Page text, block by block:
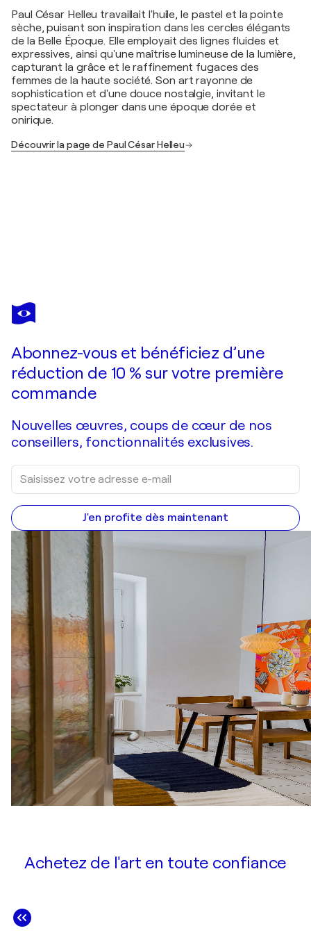
Paul César Helleu travaillait l'huile, le pastel et la pointe
sèche, puisant son inspiration dans les cercles élégants
de la Belle Époque. Elle employait des lignes fluides et
expressives, ainsi qu'une maîtrise lumineuse de la lumière,
capturant la grâce et le raffinement fugaces des
femmes de la haute société. Son art rayonne de
sophistication et d'une douce nostalgie, invitant le
spectateur à plonger dans une époque dorée et
onirique.
Découvrir la page de Paul César Helleu
PAUL CÉSAR HELLEU
Elégante au chapeau
Abonnez-vous et bénéficiez d’une
réduction de 10 % sur votre première
commande
Nouvelles œuvres, coups de cœur de nos
conseillers, fonctionnalités exclusives.
J'en profite dès maintenant
Achetez de l'art en toute confiance